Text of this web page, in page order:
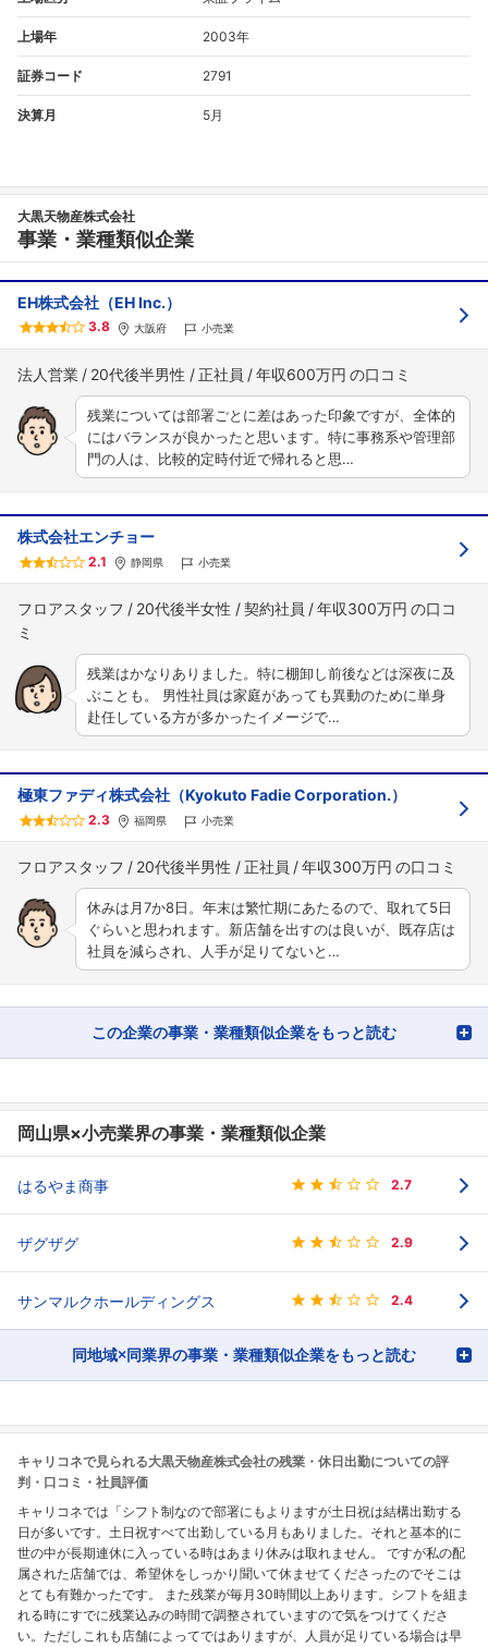
上場年 2003年
証券コード 2791
決算月 5月
大黒天物産株式会社
事業・業種類似企業
EH株式会社（EH Inc.）
3.8 大阪府 小売業
法人営業 20代後半男性 正社員 年収600万円
残業については部署ごとに差はあった印象ですが、全体的
にはバランスが良かったと思います。特に事務系や管理部
門の人は、比較的定時付近で帰れると思…
株式会社エンチョー
2.1 静岡県 小売業
フロアスタッフ 20代後半女性 契約社員 年収300万円
残業はかなりありました。特に棚卸し前後などは深夜に及
ぶことも。 男性社員は家庭があっても異動のために単身
赴任している方が多かったイメージで…
極東ファディ株式会社（Kyokuto Fadie Corporation.）
2.3 福岡県 小売業
フロアスタッフ 20代後半男性 正社員 年収300万円
休みは月7か8日。年末は繁忙期にあたるので、取れて5日
ぐらいと思われます。新店舗を出すのは良いが、既存店は
社員を減らされ、人手が足りてないと…
この企業の事業・業種類似企業をもっと読む
岡山県×小売業界の事業・業種類似企業
はるやま商事 2.7
ザグザグ 2.9
サンマルクホールディングス 2.4
同地域×同業界の事業・業種類似企業をもっと読む
キャリコネで見られる大黒天物産株式会社の残業・休日出勤についての評
判・口コミ・社員評価
キャリコネでは「シフト制なので部署にもよりますが土日祝は結構出勤する
日が多いです。土日祝すべて出勤している月もありました。それと基本的に
世の中が長期連休に入っている時はあまり休みは取れません。 ですが私の配
属された店舗では、希望休をしっかり聞いて休ませてくださったのでそこは
とても有難かったです。 また残業が毎月30時間以上あります。シフトを組ま
れる時にすでに残業込みの時間で調整されていますので気をつけてくださ
い。ただしこれも店舗によってではありますが、人員が足りている場合は早